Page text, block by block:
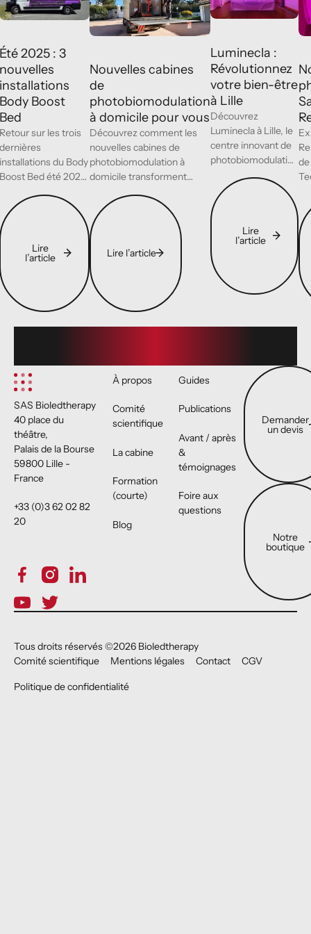
PBM
2025 : 3
Boost
sur les trois
du Body
Bed été 2025
- des
de santé
en
l’article
Lire
l’article
PBM
Nouvelles cabines
de
photobiomodulation
à domicile pour vous
Découvrez comment les
nouvelles cabines de
photobiomodulation à
domicile transforment
récupération et vitalité à
portée de main.
Lire l’article
Lire l’article
Luminecla :
Révolutionnez
votre bien-être
à Lille
Découvrez
Luminecla à Lille, le
centre innovant de
photobiomodulation
et David. Séances
sur RDV. Réservez
au +33 3 66 76 98
Lire l’article
Lire
l’article
SAS Bioledtherapy
40 place du
théâtre,
Palais de la Bourse
59800 Lille -
France
+33 (0)3 62 02 82
20
À propos
Comité
scientifique
La cabine
Formation
(courte)
Blog
Guides
Publications
Avant / après
&
témoignages
Foire aux
questions
Demander un
Demander
un devis
Notre
Notre
boutique
Tous droits réservés ©2026 Bioledtherapy
Comité scientifique
Mentions légales Contact CGV
Politique de confidentialité